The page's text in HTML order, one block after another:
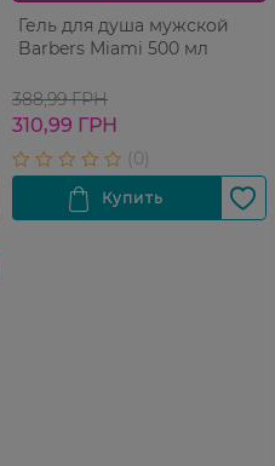
Гель для душа мужской
Barbers Miami 500 мл
388,99 ГРН
310,99 ГРН